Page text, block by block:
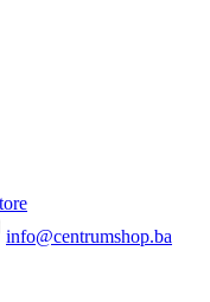
info@centrumshop.ba